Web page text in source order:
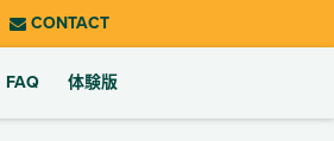
CONTACT
FAQ 体験版